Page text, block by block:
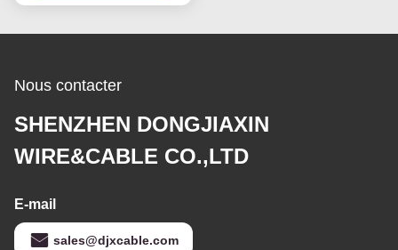
Nous contacter
SHENZHEN DONGJIAXIN
WIRE&CABLE CO.,LTD
E-mail
sales@djxcable.com